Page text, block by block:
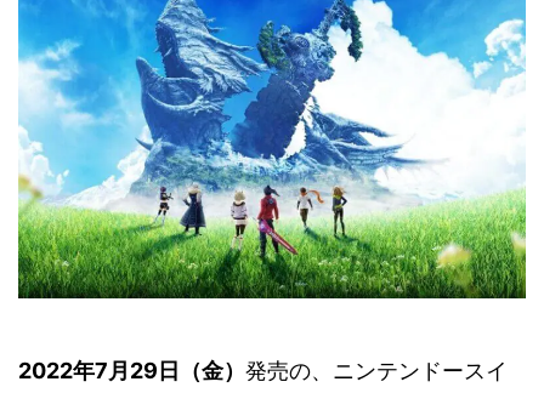
2022年7月29日（金） 発売の、ニンテンドースイ